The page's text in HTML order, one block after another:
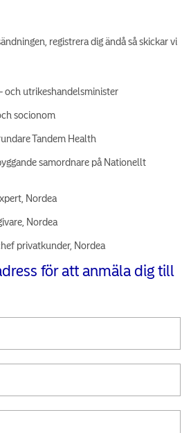
registrera dig ändå så skickar vi
och utrikeshandelsminister
socionom
Tandem Health
samordnare på Nationellt
Nordea
Nordea
privatkunder, Nordea
för att anmäla dig till